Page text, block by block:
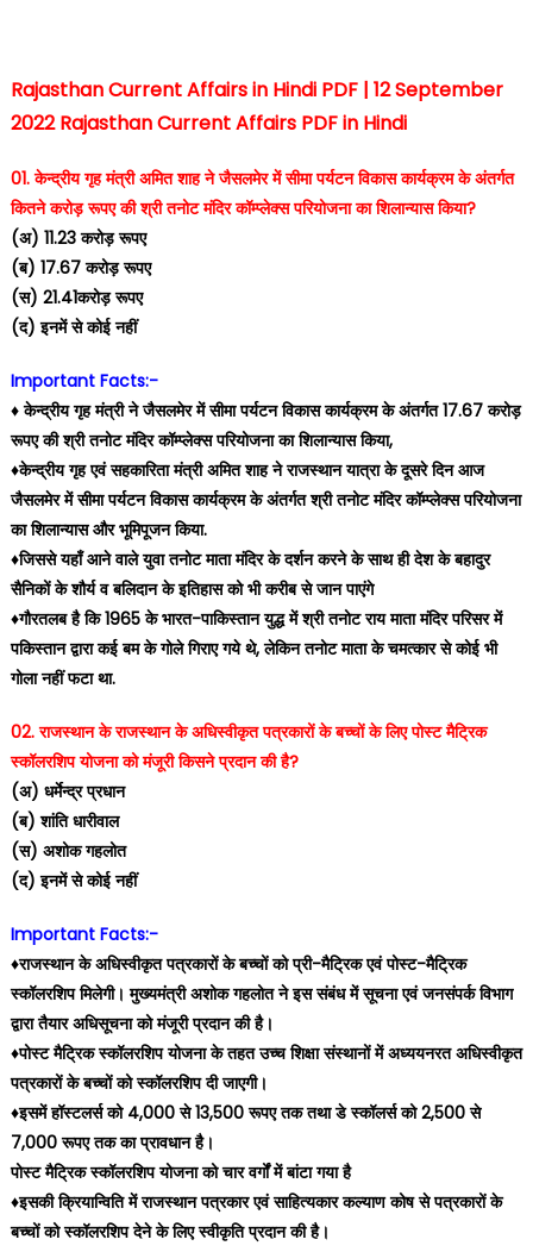
Rajasthan Current Affairs in Hindi PDF | 12 September
2022 Rajasthan Current Affairs PDF in Hindi
01. केन्द्रीय गृह मंत्री अमित शाह ने जैसलमेर में सीमा पर्यटन विकास कार्यक्रम के अंतर्गत
कितने करोड़ रूपए की श्री तनोट मंदिर कॉम्प्लेक्स परियोजना का शिलान्यास किया?
(अ) 11.23 करोड़ रूपए
(ब) 17.67 करोड़ रूपए
(स) 21.41करोड़ रूपए
(द) इनमें से कोई नहीं
Important Facts:-
♦️ केन्द्रीय गृह मंत्री ने जैसलमेर में सीमा पर्यटन विकास कार्यक्रम के अंतर्गत 17.67 करोड़
रूपए की श्री तनोट मंदिर कॉम्प्लेक्स परियोजना का शिलान्यास किया,
♦️केन्द्रीय गृह एवं सहकारिता मंत्री अमित शाह ने राजस्थान यात्रा के दूसरे दिन आज
जैसलमेर में सीमा पर्यटन विकास कार्यक्रम के अंतर्गत श्री तनोट मंदिर कॉम्प्लेक्स परियोजना
का शिलान्यास और भूमिपूजन किया.
♦️जिससे यहाँ आने वाले युवा तनोट माता मंदिर के दर्शन करने के साथ ही देश के बहादुर
सैनिकों के शौर्य व बलिदान के इतिहास को भी करीब से जान पाएंगे
♦️गौरतलब है कि 1965 के भारत-पाकिस्तान युद्ध में श्री तनोट राय माता मंदिर परिसर में
पकिस्तान द्वारा कई बम के गोले गिराए गये थे, लेकिन तनोट माता के चमत्कार से कोई भी
गोला नहीं फटा था.
02. राजस्थान के राजस्थान के अधिस्वीकृत पत्रकारों के बच्चों के लिए पोस्ट मैट्रिक
स्कॉलरशिप योजना को मंजूरी किसने प्रदान की है?
(अ) धर्मेन्द्र प्रधान
(ब) शांति धारीवाल
(स) अशोक गहलोत
(द) इनमें से कोई नहीं
Important Facts:-
♦️राजस्थान के अधिस्वीकृत पत्रकारों के बच्चों को प्री-मैट्रिक एवं पोस्ट-मैट्रिक
स्कॉलरशिप मिलेगी। मुख्यमंत्री अशोक गहलोत ने इस संबंध में सूचना एवं जनसंपर्क विभाग
द्वारा तैयार अधिसूचना को मंजूरी प्रदान की है।
♦️पोस्ट मैट्रिक स्कॉलरशिप योजना के तहत उच्च शिक्षा संस्थानों में अध्ययनरत अधिस्वीकृत
पत्रकारों के बच्चों को स्कॉलरशिप दी जाएगी।
♦️इसमें हॉस्टलर्स को 4,000 से 13,500 रूपए तक तथा डे स्कॉलर्स को 2,500 से
7,000 रूपए तक का प्रावधान है।
पोस्ट मैट्रिक स्कॉलरशिप योजना को चार वर्गों में बांटा गया है
♦️इसकी क्रियान्विति में राजस्थान पत्रकार एवं साहित्यकार कल्याण कोष से पत्रकारों के
बच्चों को स्कॉलरशिप देने के लिए स्वीकृति प्रदान की है।